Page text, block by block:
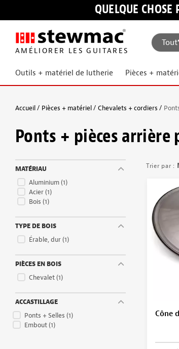
QUELQUE
AMÉLIORER LES GUITARES
Tout
Outils + matériel de lutherie Pièces +
Accueil Pièces + matériel Chevalets + cordiers
Ponts + pièces arrière
MATÉRIAU
Aluminium(1)
Acier(1)
Bois (1)
TYPE DE BOIS
Érable, dur(1)
PIÈCES EN BOIS
Chevalet(1)
ACCASTILLAGE
Ponts + Selles (1)
Embout(1)
Cône